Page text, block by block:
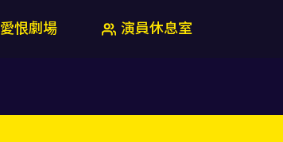
愛恨劇場 演員休息室